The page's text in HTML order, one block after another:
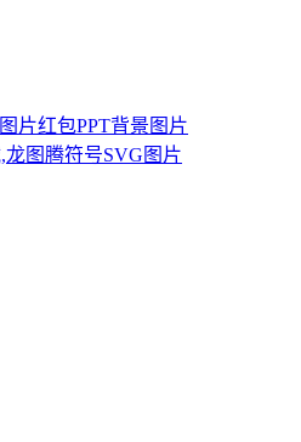
片红包PPT背景图片